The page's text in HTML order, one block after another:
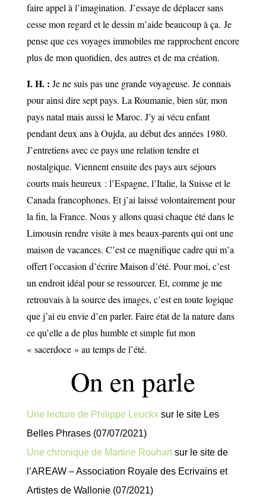
faire appel à l’imagination. J’essaye de déplacer sans
cesse mon regard et le dessin m’aide beaucoup à ça. Je
pense que ces voyages immobiles me rapprochent encore
plus de mon quotidien, des autres et de ma création.
I. H. : Je ne suis pas une grande voyageuse. Je connais
pour ainsi dire sept pays. La Roumanie, bien sûr, mon
pays natal mais aussi le Maroc. J’y ai vécu enfant
pendant deux ans à Oujda, au début des années 1980.
J’entretiens avec ce pays une relation tendre et
nostalgique. Viennent ensuite des pays aux séjours
courts mais heureux : l’Espagne, l’Italie, la Suisse et le
Canada francophones. Et j’ai laissé volontairement pour
la fin, la France. Nous y allons quasi chaque été dans le
Limousin rendre visite à mes beaux-parents qui ont une
maison de vacances. C’est ce magnifique cadre qui m’a
offert l’occasion d’écrire Maison d’été. Pour moi, c’est
un endroit idéal pour se ressourcer. Et, comme je me
retrouvais à la source des images, c’est en toute logique
que j’ai eu envie d’en parler. Faire état de la nature dans
ce qu’elle a de plus humble et simple fut mon
« sacerdoce » au temps de l’été.
On en parle
Une lecture de Philippe Leuckxsur le site Les
Belles Phrases (07/07/2021)
Une chronique de Martine Rouhartsur le site de
l’AREAW – Association Royale des Ecrivains et
Artistes de Wallonie (07/2021)